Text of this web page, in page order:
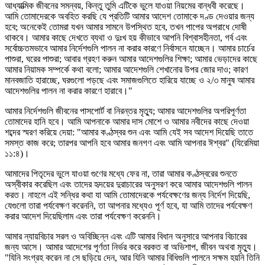
আধ্যাত্মিক জীবনের সমন্বয়, কিন্তু তুমি এটিকে ভুলে যাওয়া নিয়মের বান্ধবী করেছে।
আমি তোমাদেরকে অবহিত করছি যে প্রতিটি আমার আদেশ তোমাকে দণ্ড দেওয়ার জন্য
হবে; অনেকেই তোমরা যখন আমার সামনে উপস্থিত হবে, তখন পাপের অপরাধে দোষী
থাকবে। আমার কাছে দেখতে ব্যথা ও দুঃখ হয় কীভাবে আপনি বিশ্বাসহীনতা, গর্ব এবং
সর্বোচ্চতমভাবে আমার নির্দেশগুলি পালন না করার কারণে নির্বাসনে যাচ্ছেন। আমার চার্চের
পাশুরা, ঘরের পাশুরা; আবার গ্রহণ করুন আমার আদেশগুলির শিক্ষা; আমার ভেড়াদের কাছে
আমার নিয়ামক সম্পর্কে কথা বলো; আমার আদেশগুলি শেখানোর উপর জোর দাও; কারণ
মানবজাতি হারাচ্ছে, ঘরগুলো পড়ছে এবং সমাজগুলিতে হারিয়ে যাচ্ছে ও ২/৩ মানুষ আমার
আদেশগুলির পালন না করার কারণে হারাবে।"
আমার নির্দেশগুলি জীবনের পাসপোর্ট বা নিরন্তর মৃত্যু; আমার আদেশগুলির অপরিপূর্ণতা
তোমাদের হানি হবে। আমি আপনাকে আমার দাস মোশে ও আমার নবীদের কাছে দেওয়া
শব্দের স্মরণ করিয়ে দেয়া: "আমার কণ্ঠস্বর শুন এবং আমি যেই সব আদেশ দিয়েছি তাতে
সমস্ত কাজ করে; তারপর আপনি হবে আমার জনগণ এবং আমি আপনার ঈশ্বর" (যিরেমিয়া
১১:৪)।
আমাদের পিতৃদের ভুলে যাওয়া গুণের মধ্যে ফের না, তারা আমার কণ্ঠস্বরের শুনতে
অস্বীকার করেছিল এবং তাদের হৃদয়ের দুরাচারের অনুসরণ করে আমার আদেশগুলি পালন
করত। নাহলে এই সন্ধির কথা যা আমি তোমাদেরকে পর্যবেক্ষণের জন্য নির্দেশ দিয়েছি,
যেগুলো তারা পর্যবেক্ষণ করেননি, তা আপনার মধ্যেও পূর্ণ হবে, যা আমি তাদের পর্যবেক্ষণ
করার আদেশ দিয়েছিলাম এবং তারা পর্যবেক্ষণ করেননি।
আমার ন্যায়বিচার সরল ও অবিচ্ছিন্ন এবং এটি আমার বিধান অনুসারে আপনার বিচারের
জন্য আসে। আমার আদেশের পূর্ণতা নির্ভর করে বরকত বা অভিশাপ, জীবন অথবা মৃত্যু।
"যিনি সংগ্রহ করেন না সে ছড়িয়ে দেন, আর যিনি আমার বিধিগুলি পালনে সক্ষম হয়নি তিনি